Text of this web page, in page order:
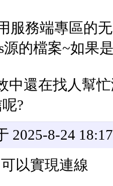
服務端專區的
源的檔案~如果
中還在找人幫
?
2025-8-24
以實現連線